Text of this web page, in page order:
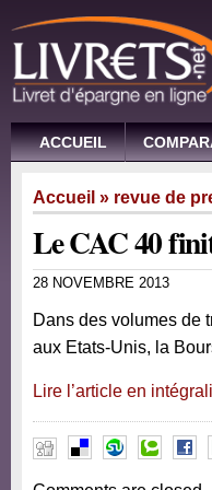
ACCUEIL
Accueil » revue de
Le CAC 40
28 NOVEMBRE 2013
Dans des volumes de
aux Etats-Unis, la
Lire l’article en